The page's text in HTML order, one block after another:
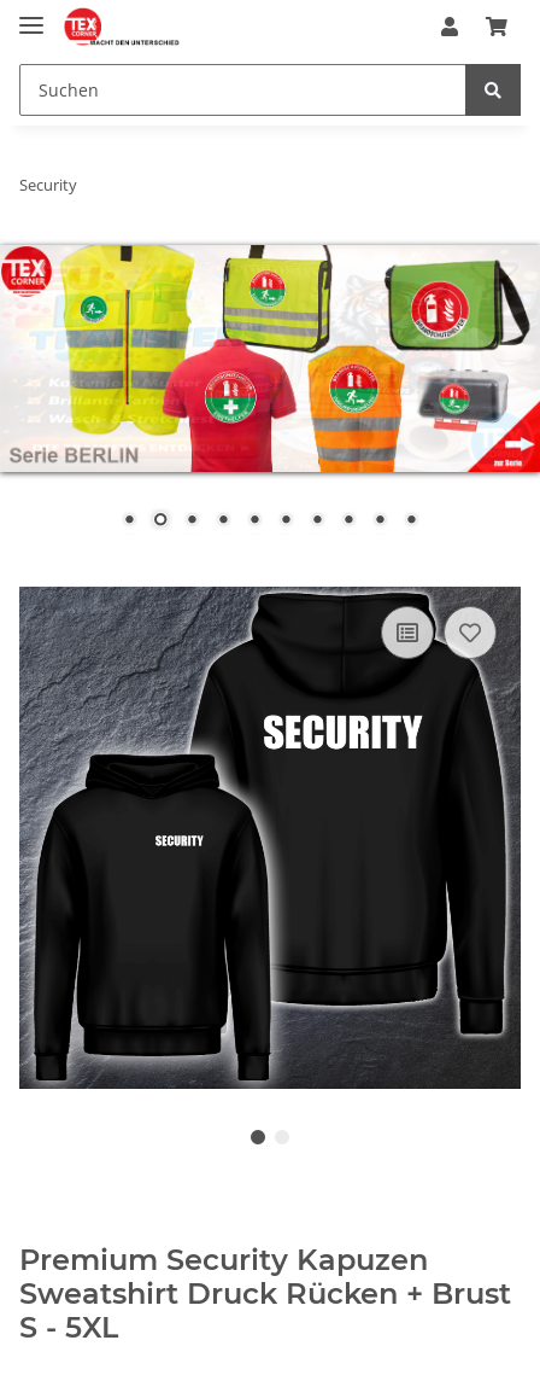
Security
Premium Security Kapuzen
Sweatshirt Druck Rücken + Brust
S - 5XL